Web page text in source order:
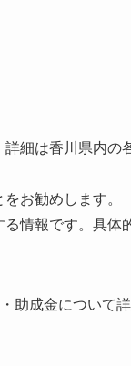
細は香川県内の
お勧めします。
情報です。具体
助成金について